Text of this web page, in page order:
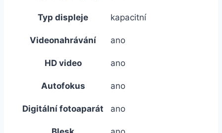
Typ displeje kapacitní
Videonahrávání ano
HD video ano
Autofokus ano
Digitální fotoaparát ano